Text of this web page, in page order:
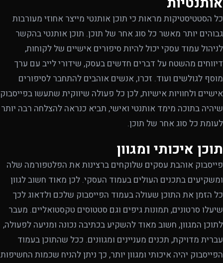
כל הסטטיסטיקות מראות כי תוכן אותנטי מייצר אחוזי מעורבות
גבוהים יותר מאשר כל סוג אחר של תוכן. תוכן אותנטי בהקשר
לניהול עמוד עסקי יכול להיות סיפורים אישיים של לקוחות,
דיווחים מהשטח על דברים חדשים בעסק, שידורי לייב עם ערך
מוסף לגולשים ועוד. זכרו, אנשים אוהבים להתחבר לסיפורים
אישיים ולחוויות אישיות, לכן כל פעולה שיווקית שתעשו בפייסבוק
שיהיה בתוכה מימד אותנטי ואישי, תביא כנראה להצלחה רבה יותר
לעומת כל סוג אחר של תוכן.
תוכן איכותי ומגוון
פייסבוק אוהבת עסקים שלוקחים ברצינות את הפלטפורמה שלה
ומשקיעים בתכנים העולים בעמוד העסקי. לכן מאוד חשוב לגוון
כל הזמן את התוכן שעולה בעמוד הפייסבוק שלכם ולדאוג לכך
שיעלו סרטונים, תמונות גיפים וגם סטטוסים טקסטואליים. מעבר
לתוכן המגוון, חשוב מאוד להשקיע בכתיבה נכונה ומניעה לפעולה,
עברית מדויקת, תכנים מעניינים ומגוונים. ככל שהתוכן בעמוד
הפייסבוק יהיה איכותי ומגוון יותר, כך ניתן להניח שכמות החשיפות